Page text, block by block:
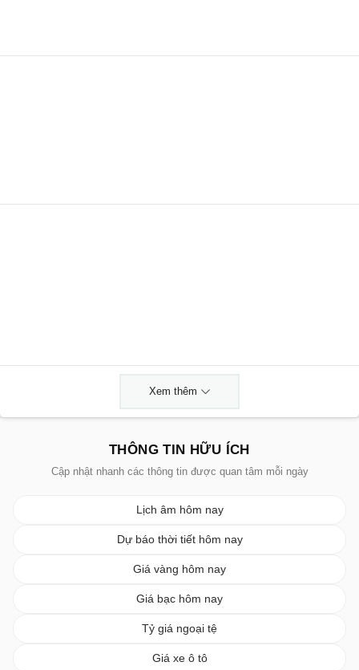
Xem thêm
THÔNG TIN HỮU ÍCH
Cập nhật nhanh các thông tin được quan tâm mỗi ngày
Lịch âm hôm nay
Dự báo thời tiết hôm nay
Giá vàng hôm nay
Giá bạc hôm nay
Tỷ giá ngoại tệ
Giá xe ô tô